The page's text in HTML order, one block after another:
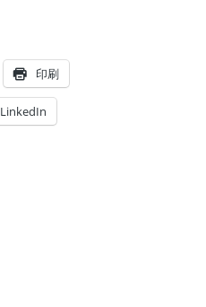
印刷
LinkedIn